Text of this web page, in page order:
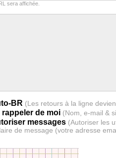
sera affichée.
BR
rappeler de moi (Nom, e-mail &
messages (Autoriser les
de message (votre adresse